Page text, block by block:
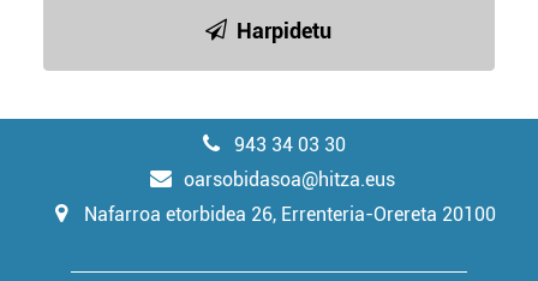
Harpidetu
943 34 03 30
oarsobidasoa@hitza.eus
Nafarroa etorbidea 26, Errenteria-Orereta 20100